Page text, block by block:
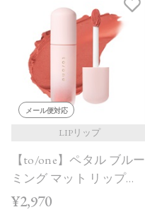
メール便対応
LIPリップ
【to/one】ペタル ブルー
ミング マット リップ
［01～04］＜2026 SS
¥2,970